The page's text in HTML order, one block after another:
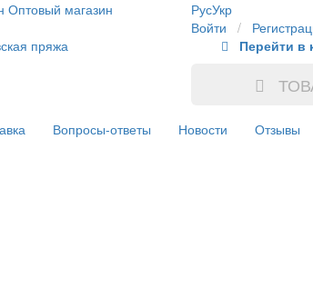
Оптовый магазин РусУкр
Войти /
Перейти в
Вопросы-ответы Новости Отзывы